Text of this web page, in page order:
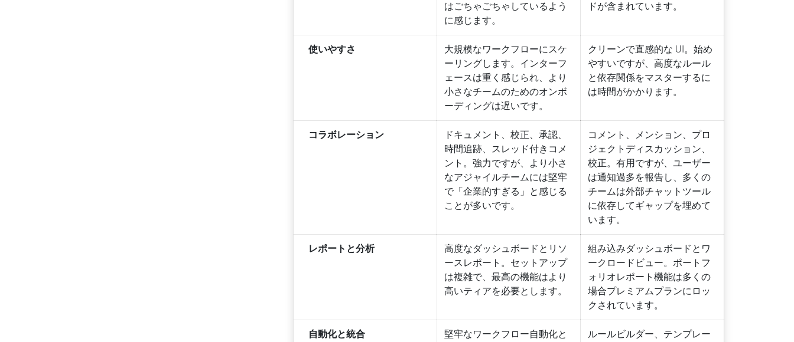
はごちゃごちゃしているよう
に感じます。
ドが含まれています。
使いやすさ
大規模なワークフローにスケ
ーリングします。インターフ
ェースは重く感じられ、より
小さなチームのためのオンボ
ーディングは遅いです。
クリーンで直感的な UI。始め
やすいですが、高度なルール
と依存関係をマスターするに
は時間がかかります。
コラボレーション
ドキュメント、校正、承認、
時間追跡、スレッド付きコメ
ント。強力ですが、より小さ
なアジャイルチームには堅牢
で「企業的すぎる」と感じる
ことが多いです。
コメント、メンション、プロ
ジェクトディスカッション、
校正。有用ですが、ユーザー
は通知過多を報告し、多くの
チームは外部チャットツール
に依存してギャップを埋めて
います。
レポートと分析
高度なダッシュボードとリソ
ースレポート。セットアップ
は複雑で、最高の機能はより
高いティアを必要とします。
組み込みダッシュボードとワ
ークロードビュー。ポートフ
ォリオレポート機能は多くの
場合プレミアムプランにロッ
クされています。
自動化と統合
堅牢なワークフロー自動化と
ルールビルダー、テンプレー